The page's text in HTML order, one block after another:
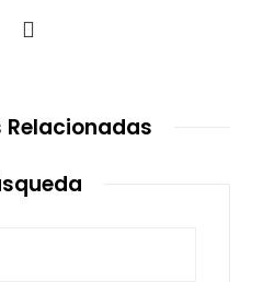
Relacionadas